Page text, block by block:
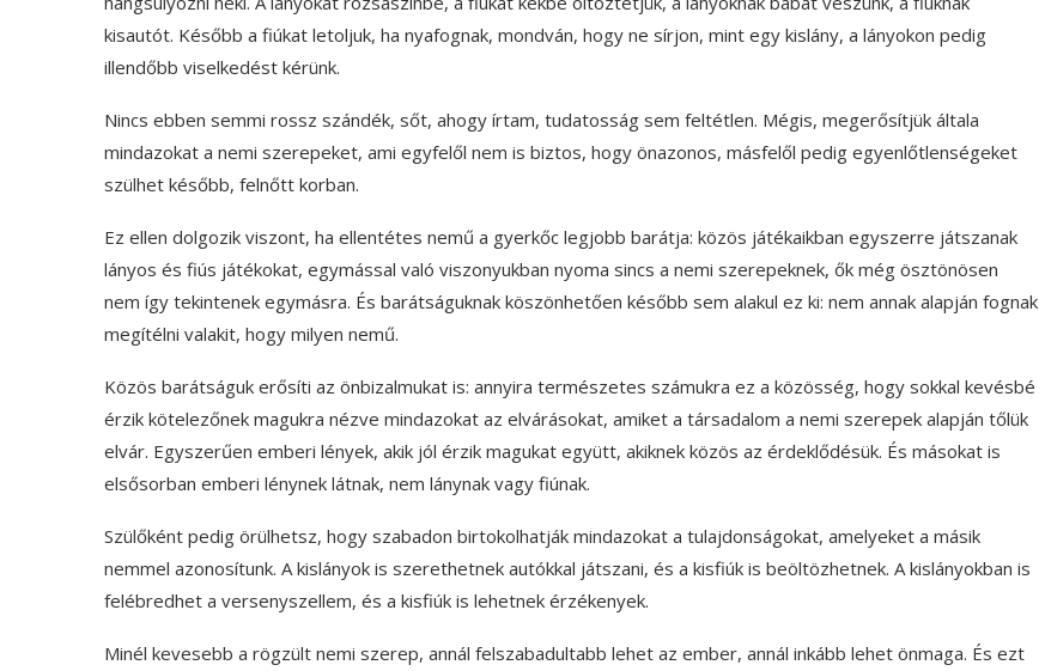
kisautót. Később a fiúkat letoljuk, ha nyafognak, mondván, hogy ne sírjon, mint egy kislány, a lányokon pedig
illendőbb viselkedést kérünk.
Nincs ebben semmi rossz szándék, sőt, ahogy írtam, tudatosság sem feltétlen. Mégis, megerősítjük általa
mindazokat a nemi szerepeket, ami egyfelől nem is biztos, hogy önazonos, másfelől pedig egyenlőtlenségeket
szülhet később, felnőtt korban.
Ez ellen dolgozik viszont, ha ellentétes nemű a gyerkőc legjobb barátja: közös játékaikban egyszerre játszanak
lányos és fiús játékokat, egymással való viszonyukban nyoma sincs a nemi szerepeknek, ők még ösztönösen
nem így tekintenek egymásra. És barátságuknak köszönhetően később sem alakul ez ki: nem annak alapján fognak
megítélni valakit, hogy milyen nemű.
Közös barátságuk erősíti az önbizalmukat is: annyira természetes számukra ez a közösség, hogy sokkal kevésbé
érzik kötelezőnek magukra nézve mindazokat az elvárásokat, amiket a társadalom a nemi szerepek alapján tőlük
elvár. Egyszerűen emberi lények, akik jól érzik magukat együtt, akiknek közös az érdeklődésük. És másokat is
elsősorban emberi lénynek látnak, nem lánynak vagy fiúnak.
Szülőként pedig örülhetsz, hogy szabadon birtokolhatják mindazokat a tulajdonságokat, amelyeket a másik
nemmel azonosítunk. A kislányok is szerethetnek autókkal játszani, és a kisfiúk is beöltözhetnek. A kislányokban is
felébredhet a versenyszellem, és a kisfiúk is lehetnek érzékenyek.
Minél kevesebb a rögzült nemi szerep, annál felszabadultabb lehet az ember, annál inkább lehet önmaga. És ezt